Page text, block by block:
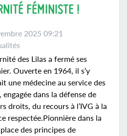
FÉMINISTE !
2025 09:21
des Lilas a fermé ses
Ouverte en 1964, il s’y
une médecine au service des
engagée dans la défense de
droits, du recours à l’IVG à la
respectée.Pionnière dans la
des principes de